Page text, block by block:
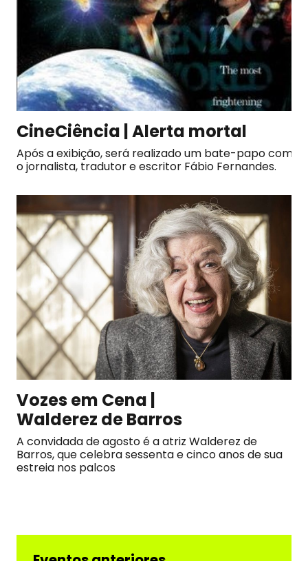
CineCiência | Alerta mortal
Após a exibição, será realizado um bate-papo com
o jornalista, tradutor e escritor Fábio Fernandes.
Vozes em Cena |
Walderez de Barros
A convidada de agosto é a atriz Walderez de
Barros, que celebra sessenta e cinco anos de sua
estreia nos palcos